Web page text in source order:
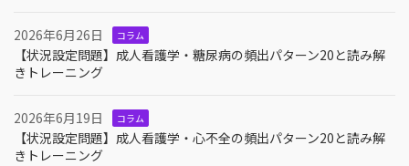
2026年6月26日 コラム
【状況設定問題】成人看護学・糖尿病の頻出パターン20と読み解
きトレーニング
2026年6月19日 コラム
【状況設定問題】成人看護学・心不全の頻出パターン20と読み解
きトレーニング